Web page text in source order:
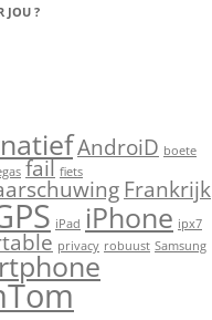
JOU ?
AndroiD boete
fail fiets
Frankrijk
iPad iPhone ipx7
privacy robuust Samsung